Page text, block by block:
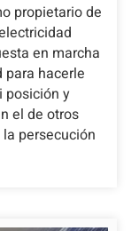
propietario de
en marcha
para hacerle
posición y
el de otros
persecución